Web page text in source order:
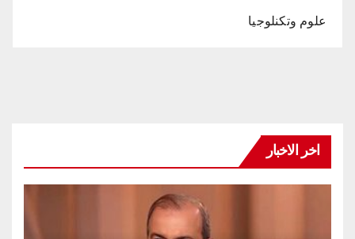
علوم وتكنلوجيا
اخر الاخبار